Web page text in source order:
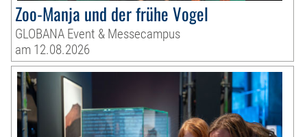
Zoo-Manja und der frühe Vogel
GLOBANA Event & Messecampus
am 12.08.2026